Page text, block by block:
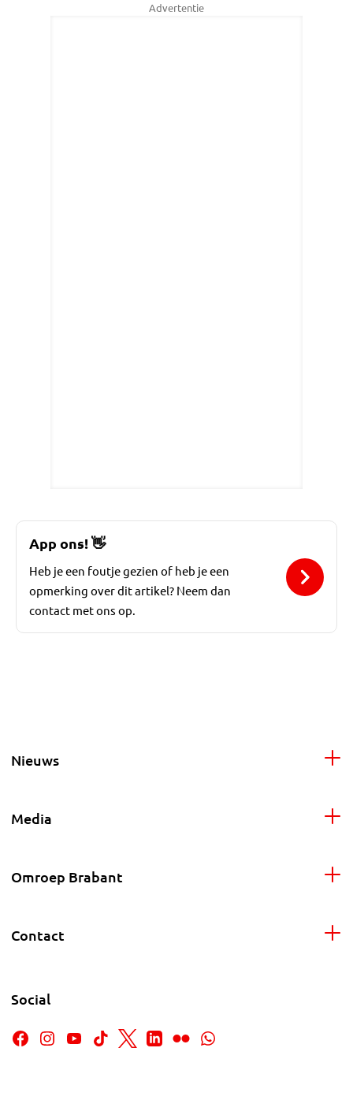
Advertentie
App ons!👋
Heb je een foutje gezien of heb je een
opmerking over dit artikel? Neem dan
contact met ons op.
Nieuws
Media
Omroep Brabant
Contact
Social